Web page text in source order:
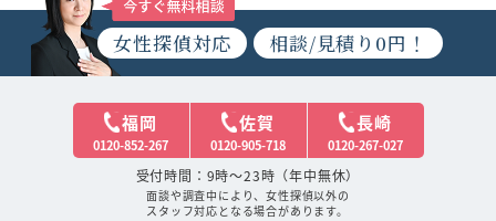
女性探偵対応 相談/見積り0円！
福岡
0120-852-267
佐賀
0120-905-718
長崎
0120-267-027
受付時間：9時～23時（年中無休）
面談や調査中により、女性探偵以外の
スタッフ対応となる場合があります。